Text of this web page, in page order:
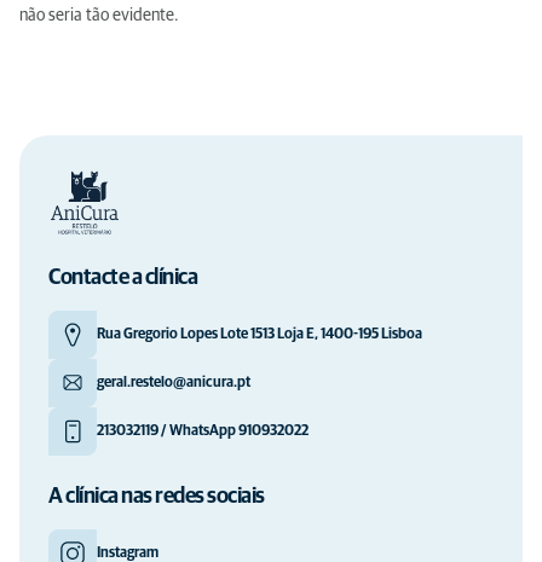
não seria tão evidente.
Contacte a clínica
Rua Gregorio Lopes Lote 1513 Loja E, 1400-195 Lisboa
geral.restelo@anicura.pt
213032119 / WhatsApp 910932022
A clínica nas redes sociais
Instagram